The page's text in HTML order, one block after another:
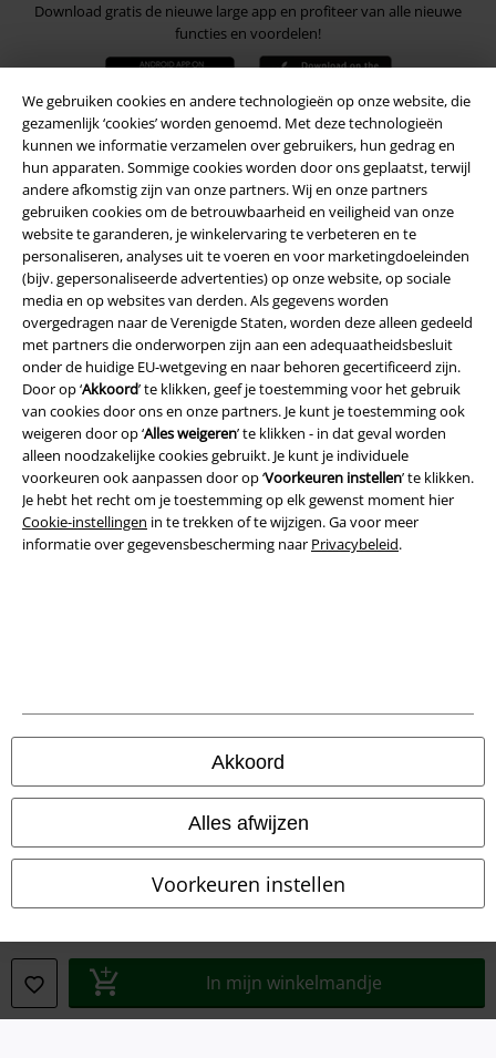
We gebruiken cookies en andere technologieën op onze website, die
gezamenlijk ‘cookies’ worden genoemd. Met deze technologieën
kunnen we informatie verzamelen over gebruikers, hun gedrag en
hun apparaten. Sommige cookies worden door ons geplaatst, terwijl
andere afkomstig zijn van onze partners. Wij en onze partners
gebruiken cookies om de betrouwbaarheid en veiligheid van onze
website te garanderen, je winkelervaring te verbeteren en te
personaliseren, analyses uit te voeren en voor marketingdoeleinden
(bijv. gepersonaliseerde advertenties) op onze website, op sociale
media en op websites van derden. Als gegevens worden
overgedragen naar de Verenigde Staten, worden deze alleen gedeeld
met partners die onderworpen zijn aan een adequaatheidsbesluit
onder de huidige EU-wetgeving en naar behoren gecertificeerd zijn.
Door op ‘Akkoord’ te klikken, geef je toestemming voor het gebruik
van cookies door ons en onze partners. Je kunt je toestemming ook
weigeren door op ‘Alles weigeren’ te klikken - in dat geval worden
alleen noodzakelijke cookies gebruikt. Je kunt je individuele
voorkeuren ook aanpassen door op ‘Voorkeuren instellen’ te klikken.
Je hebt het recht om je toestemming op elk gewenst moment hier
Cookie-instellingen in te trekken of te wijzigen. Ga voor meer
informatie over gegevensbescherming naar Privacybeleid.
Akkoord
Alles afwijzen
Voorkeuren instellen
In mijn winkelmandje
Download gratis de nieuwe large app en profiteer van alle nieuwe
functies en voordelen!
A Warner Music Group Company
Beveiliging
Bedrijfsgegevens
Privacyverklaring
Informatie over toegankelijkheid
Cookie-instellingen
Annuleer bestelling